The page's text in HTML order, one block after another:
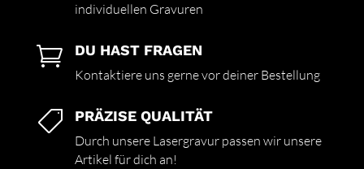
individuellen Gravuren
 DU HAST FRAGEN
Kontaktiere uns gerne vor deiner Bestellung
 PRÄZISE QUALITÄT
Durch unsere Lasergravur passen wir unsere
Artikel für dich an!